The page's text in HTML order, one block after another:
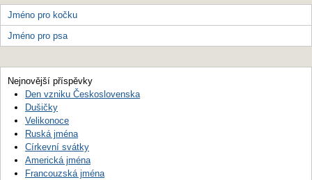
Jméno pro kočku
Jméno pro psa
Nejnovější příspěvky
Den vzniku Československa
Dušičky
Velikonoce
Ruská jména
Církevní svátky
Americká jména
Francouzská jména